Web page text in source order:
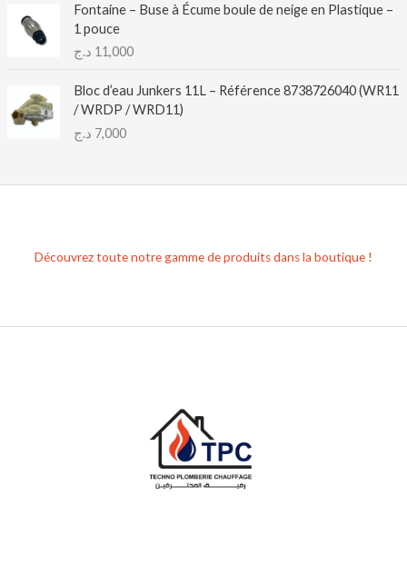
Fontaine – Buse à Écume boule de neige en Plastique –
1 pouce
11,000 د.ج
Bloc d’eau Junkers 11L – Référence 8738726040 (WR11
/ WRDP / WRD11)
7,000 د.ج
Découvrez toute notre gamme de produits dans la boutique !